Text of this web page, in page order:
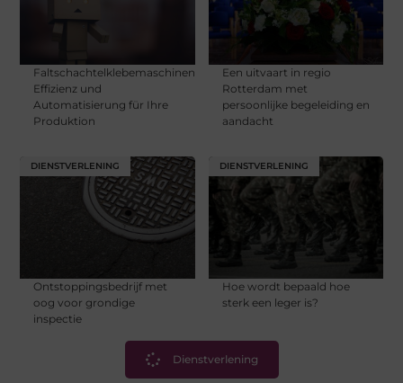
Faltschachtelklebemaschinen:
Effizienz und
Automatisierung für Ihre
Produktion
Een uitvaart in regio
Rotterdam met
persoonlijke begeleiding en
aandacht
DIENSTVERLENING
Ontstoppingsbedrijf met
oog voor grondige
inspectie
DIENSTVERLENING
Hoe wordt bepaald hoe
sterk een leger is?
Dienstverlening